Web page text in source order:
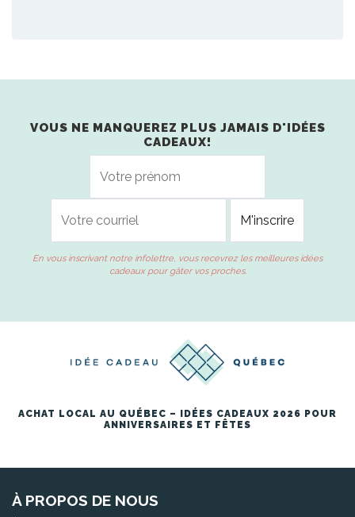
VOUS NE MANQUEREZ PLUS JAMAIS D'IDÉES
CADEAUX!
En vous inscrivant notre infolettre, vous recevrez les meilleures idées
cadeaux pour gâter vos proches.
ACHAT LOCAL AU QUÉBEC – IDÉES CADEAUX 2026 POUR
ANNIVERSAIRES ET FÊTES
À PROPOS DE NOUS